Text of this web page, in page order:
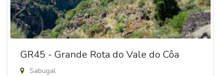
GR45 - Grande Rota do Vale do Côa
Sabugal